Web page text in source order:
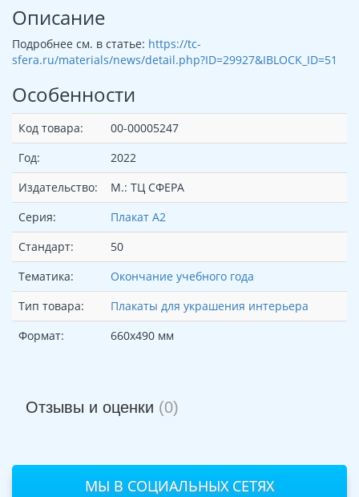
Описание
Подробнее см. в статье: https://tc-
sfera.ru/materials/news/detail.php?ID=29927&IBLOCK_ID=51
Особенности
Код товара:
00-00005247
Год:
2022
Издательство:
М.: ТЦ СФЕРА
Серия:
Плакат А2
Стандарт:
50
Тематика:
Окончание учебного года
Тип товара:
Плакаты для украшения интерьера
Формат:
660х490 мм
Отзывы и оценки (0)
МЫ В СОЦИАЛЬНЫХ СЕТЯХ